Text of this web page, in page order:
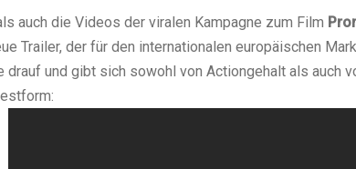
auch die Videos der viralen Kampagne zum Film
Trailer, der für den internationalen europäischen
drauf und gibt sich sowohl von Actiongehalt als auch